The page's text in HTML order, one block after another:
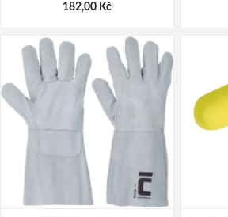
182,00 Kč